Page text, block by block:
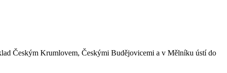
Českým Krumlovem, Českými Budějovicemi a v Mělníku ústí do